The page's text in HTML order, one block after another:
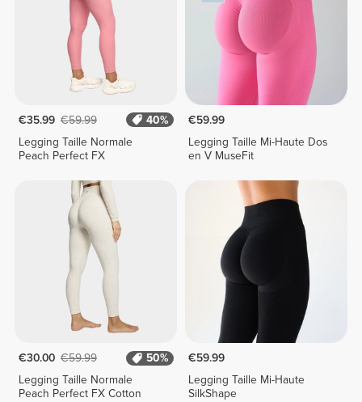
€35.99 €59.99
40%
Legging Taille Normale
Peach Perfect FX
€59.99
Legging Taille Mi-Haute Dos
en V MuseFit
€30.00 €59.99
50%
Legging Taille Normale
Peach Perfect FX Cotton
€59.99
Legging Taille Mi-Haute
SilkShape